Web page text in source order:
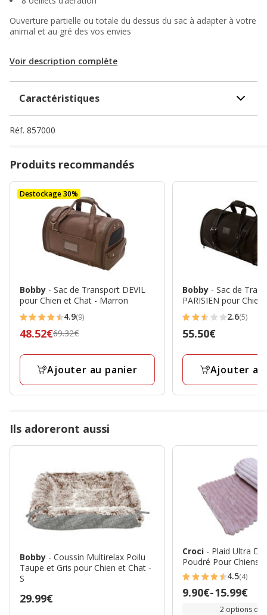
Ouverture partielle ou totale du dessus du sac à adapter à votre
animal et au gré des vos envies
Voir description complète
Caractéristiques
Réf. 857000
Produits recommandés
Destockage 30%
Bobby - Sac de Transport DEVIL
pour Chien et Chat - Marron
4.9
étoiles
avec
avis
4.9(9)
Prix
69.32€,
48.52€69.32€
Ajouter au panier
Bobby - Sac de
PARISIEN pour
2.6
étoiles
avec
avis
2.6(5)
Prix
55.50€
Ajouter
Ils adoreront aussi
Bobby - Coussin Multirelax Poilu
Taupe et Gris pour Chien et Chat -
S
Prix
29.99€
Croci - Plaid Ultra
Poudré Pour Chiens
4.5
étoiles
4.5(4)
Prix
9.90€-15.99€
2 options de